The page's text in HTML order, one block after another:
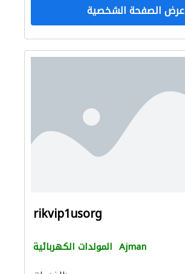
عرض الصفحة الشخصية
rikvip1usorg
المولدات الكهربائية Ajman